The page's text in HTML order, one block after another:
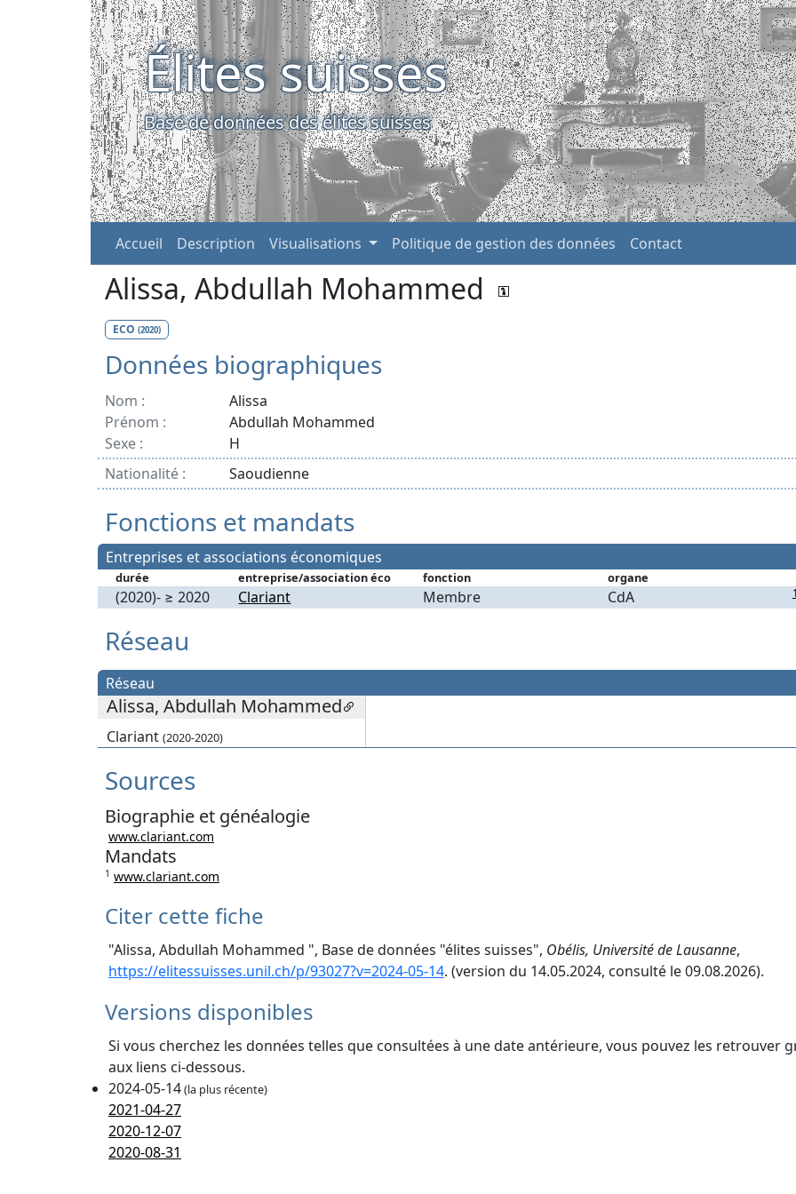
Élites suisses
Base de données des élites suisses
Accueil Description Visualisations Politique de gestion des données Contact
Alissa, Abdullah Mohammed
ECO (2020)
Données biographiques
Nom :
Alissa
Prénom :
Abdullah Mohammed
Sexe :
H
Nationalité :
Saoudienne
Fonctions et mandats
Entreprises et associations économiques
durée entreprise/association éco fonction organe
(2020)- ≥ 2020 Clariant Membre CdA
Réseau
Réseau
Alissa, Abdullah Mohammed
Clariant (2020-2020)
Sources
Biographie et généalogie
www.clariant.com
Mandats
1 www.clariant.com
Citer cette fiche
"Alissa, Abdullah Mohammed ", Base de données "élites suisses", Obélis, Université de Lausanne,
https://elitessuisses.unil.ch/p/93027?v=2024-05-14. (version du 14.05.2024, consulté le 09.08.2026).
Versions disponibles
Si vous cherchez les données telles que consultées à une date antérieure, vous pouvez les retrouver
aux liens ci-dessous.
2024-05-14(la plus récente)
2021-04-27
2020-12-07
2020-08-31